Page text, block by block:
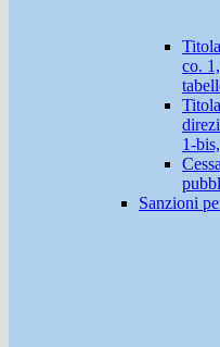
co.
1-
Sanzioni